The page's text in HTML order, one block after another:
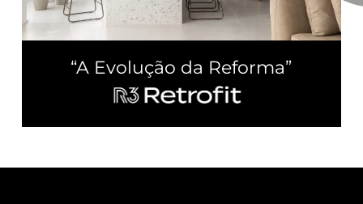
“A Evolução da Reforma”